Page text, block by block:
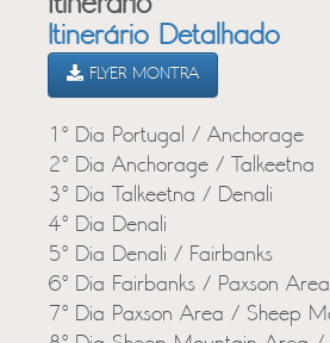
Itinerário Detalhado
FLYER MONTRA
1º Dia Portugal / Anchorage
2º Dia Anchorage / Talkeetna
3º Dia Talkeetna / Denali
4º Dia Denali
5º Dia Denali / Fairbanks
6º Dia Fairbanks / Paxson Area
7º Dia Paxson Area / Sheep